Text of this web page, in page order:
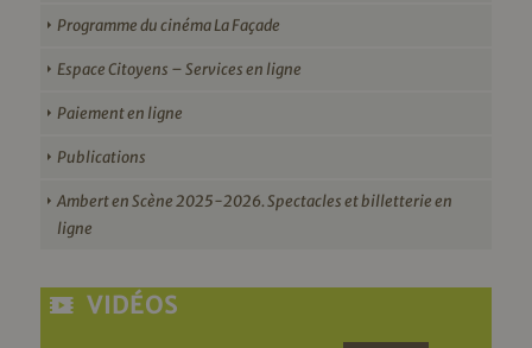
Programme du cinéma La Façade
Espace Citoyens – Services en ligne
Paiement en ligne
Publications
Ambert en Scène 2025-2026. Spectacles et billetterie en
ligne
VIDÉOS